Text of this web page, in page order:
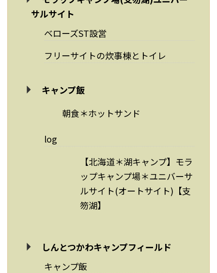
サルサイト
ベローズST設営
フリーサイトの炊事棟とトイレ
キャンプ飯
朝食＊ホットサンド
log
【北海道＊湖キャンプ】モラ
ップキャンプ場＊ユニバーサ
ルサイト(オートサイト)【支
笏湖】
しんとつかわキャンプフィールド
キャンプ飯